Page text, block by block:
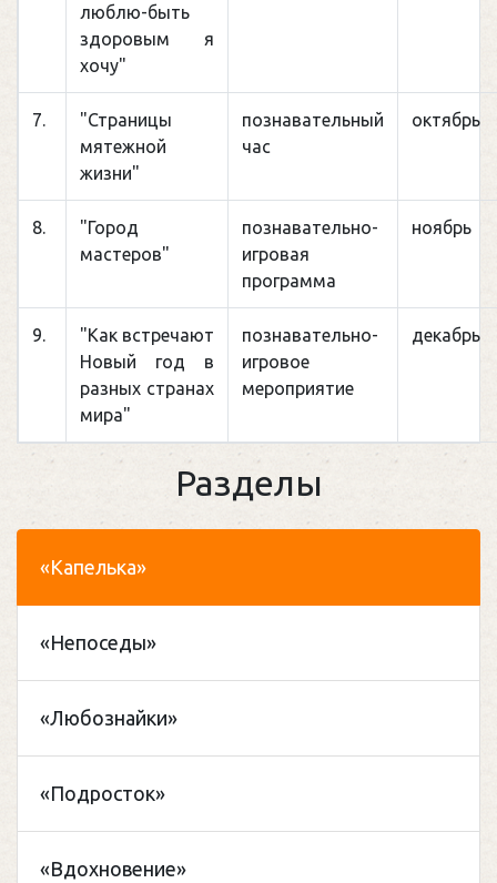
люблю-быть
здоровым я
хочу"
7.
"Страницы
мятежной
жизни"
познавательный
час
октябрь
8.
"Город
мастеров"
познавательно-
игровая
программа
ноябрь
9.
"Как встречают
Новый год в
разных странах
мира"
познавательно-
игровое
мероприятие
декабрь
Разделы
«Капелька»
«Непоседы»
«Любознайки»
«Подросток»
«Вдохновение»